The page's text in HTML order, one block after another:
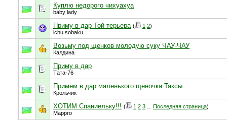
Куплю недорого чихуахуа
baby lady
Приму в дар Той-терьера ( 1 2)
ichu sobaku
Возьму под щенков молодую суку ЧАУ-ЧАУ
Калдина
Приму в дар
Тата-76
Примем в дар маленького щеночка Таксы
Крольчик
ХОТИМ Спаниельку!!! ( 1 2 3 Последняя страница)
Маррго